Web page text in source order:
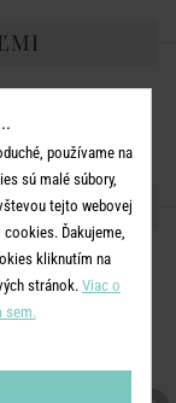
používame na
sú malé súbory,
tejto webovej
Ďakujeme,
kliknutím na
stránok. Viac o
sem.